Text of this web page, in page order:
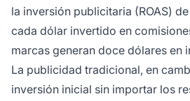
la inversión publicitaria (ROAS)
cada dólar invertido en
marcas generan doce dólares en
La publicidad tradicional, en
inversión inicial sin importar los